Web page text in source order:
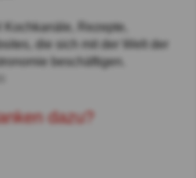
Kochkanäle, Rezepte,
die sich mit der Welt der
beschäftigen.
dazu?